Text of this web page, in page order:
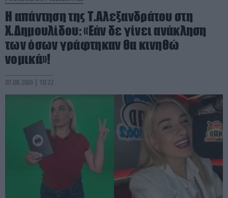
Η απάντηση της Τ.Αλεξανδράτου στη
Χ.Δημουλίδου: «Εάν δε γίνει ανάκληση
των όσων γράφτηκαν θα κινηθώ
νομικά»!
07.08.2026 | 10:22